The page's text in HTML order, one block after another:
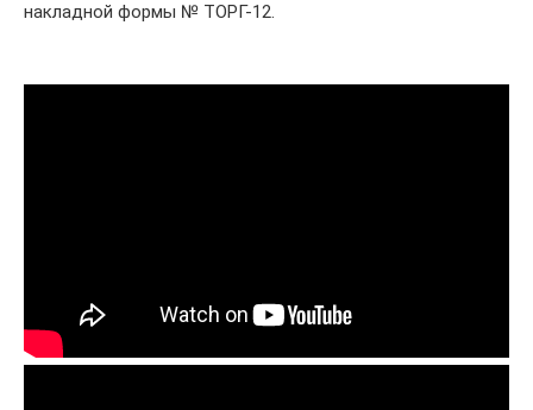
накладной формы № ТОРГ-12.